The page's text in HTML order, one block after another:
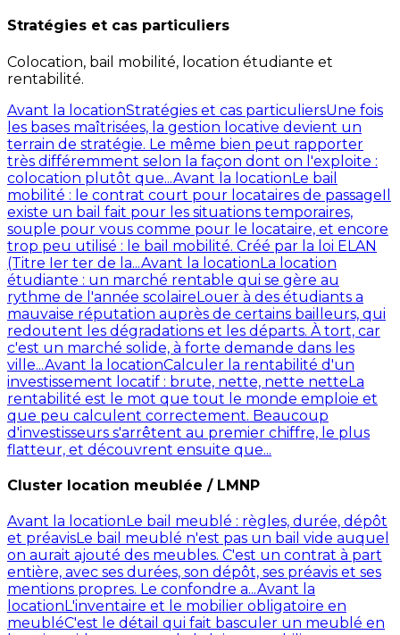
Stratégies et cas particuliers
Colocation, bail mobilité, location étudiante et
rentabilité.
Avant la locationStratégies et cas particuliersUne fois
les bases maîtrisées, la gestion locative devient un
terrain de stratégie. Le même bien peut rapporter
très différemment selon la façon dont on l'exploite :
colocation plutôt que...Avant la locationLe bail
mobilité : le contrat court pour locataires de passageIl
existe un bail fait pour les situations temporaires,
souple pour vous comme pour le locataire, et encore
trop peu utilisé : le bail mobilité. Créé par la loi ELAN
(Titre Ier ter de la...Avant la locationLa location
étudiante : un marché rentable qui se gère au
rythme de l'année scolaireLouer à des étudiants a
mauvaise réputation auprès de certains bailleurs, qui
redoutent les dégradations et les départs. À tort, car
c'est un marché solide, à forte demande dans les
ville...Avant la locationCalculer la rentabilité d'un
investissement locatif : brute, nette, nette netteLa
rentabilité est le mot que tout le monde emploie et
que peu calculent correctement. Beaucoup
d'investisseurs s'arrêtent au premier chiffre, le plus
flatteur, et découvrent ensuite que...
Cluster location meublée / LMNP
Avant la locationLe bail meublé : règles, durée, dépôt
et préavisLe bail meublé n'est pas un bail vide auquel
on aurait ajouté des meubles. C'est un contrat à part
entière, avec ses durées, son dépôt, ses préavis et ses
mentions propres. Le confondre a...Avant la
locationL'inventaire et le mobilier obligatoire en
meubléC'est le détail qui fait basculer un meublé en